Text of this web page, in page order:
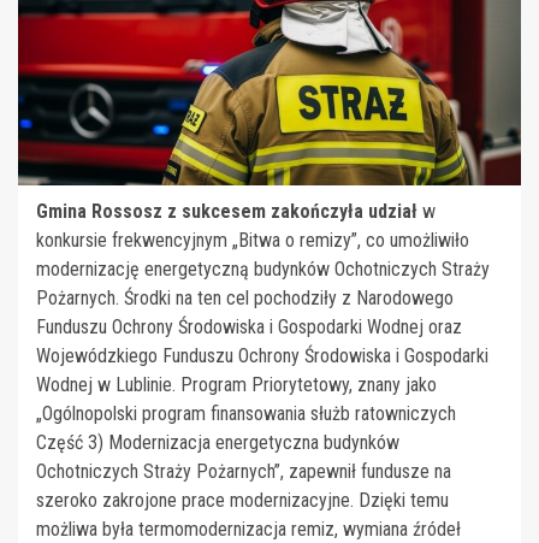
Gmina Rossosz z sukcesem zakończyła udział w
konkursie frekwencyjnym „Bitwa o remizy”, co umożliwiło
modernizację energetyczną budynków Ochotniczych Straży
Pożarnych. Środki na ten cel pochodziły z Narodowego
Funduszu Ochrony Środowiska i Gospodarki Wodnej oraz
Wojewódzkiego Funduszu Ochrony Środowiska i Gospodarki
Wodnej w Lublinie. Program Priorytetowy, znany jako
„Ogólnopolski program finansowania służb ratowniczych
Część 3) Modernizacja energetyczna budynków
Ochotniczych Straży Pożarnych”, zapewnił fundusze na
szeroko zakrojone prace modernizacyjne. Dzięki temu
możliwa była termomodernizacja remiz, wymiana źródeł